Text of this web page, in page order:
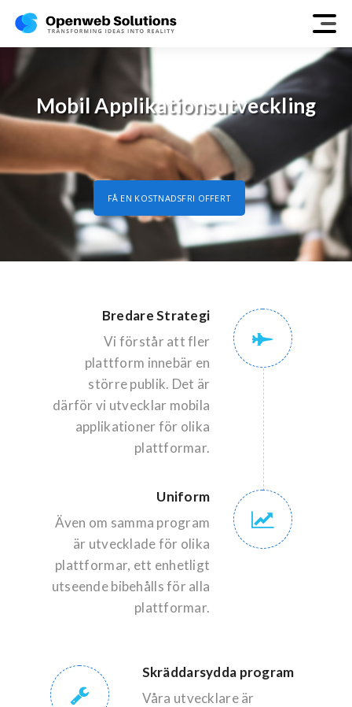
Mobil Applikationsutveckling
FÅ EN KOSTNADSFRI OFFERT
Bredare Strategi
Vi förstår att fler
plattform innebär en
större publik. Det är
därför vi utvecklar mobila
applikationer för olika
plattformar.
Uniform
Även om samma program
är utvecklade för olika
plattformar, ett enhetligt
utseende bibehålls för alla
plattformar.
Skräddarsydda program
Våra utvecklare är